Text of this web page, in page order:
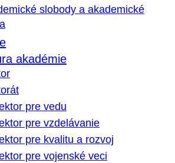
slobody a akademické
akadémie
pre vedu
pre vzdelávanie
pre kvalitu a rozvoj
pre vojenské veci